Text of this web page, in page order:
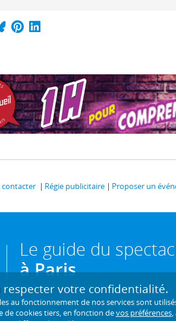
contacter Régie publicitaire Proposer un
Le guide du
à Paris
respecter votre confidentialité.
au fonctionnement de nos services sont
de cookies tiers, en fonction devos préférences,